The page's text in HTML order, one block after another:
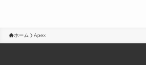
ホーム Apex